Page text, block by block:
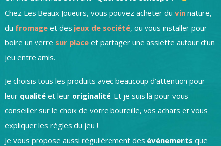
Chez Les Beaux Joueurs, vous pouvez acheter du vin nature,
du fromage et des jeux de société, ou vous installer pour
boire un verre sur place et partager une assiette autour d’un
jeu entre amis.
Je choisis tous les produits avec beaucoup d’attention pour
leur qualité et leur originalité. Et je suis là pour vous
conseiller sur le choix de votre bouteille, vos achats et vous
expliquer les règles du jeu !
Je vous propose aussi régulièrement des événements que